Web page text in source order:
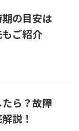
の目安は
ご紹介
ら？故障
説！